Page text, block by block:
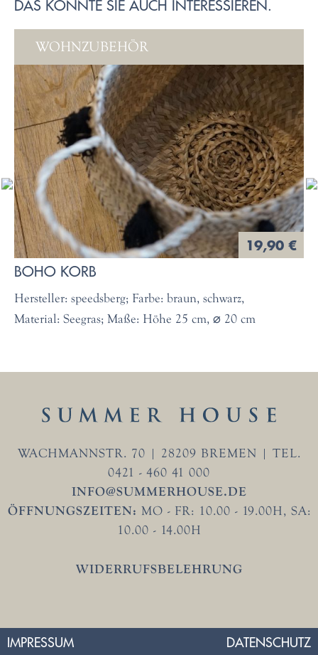
DAS KÖNNTE SIE AUCH INTERESSIEREN.
WOHNZUBEHÖR
19,90 €
BOHO KORB
Hersteller: speedsberg; Farbe: braun, schwarz,
Material: Seegras; Maße: Höhe 25 cm, ⌀ 20 cm
WACHMANNSTR. 70 | 28209 BREMEN | TEL.
0421 - 460 41 000
INFO@SUMMERHOUSE.DE
ÖFFNUNGSZEITEN: MO - FR: 10.00 - 19.00H, SA:
10.00 - 14.00H
WIDERRUFSBELEHRUNG
IMPRESSUM DATENSCHUTZ